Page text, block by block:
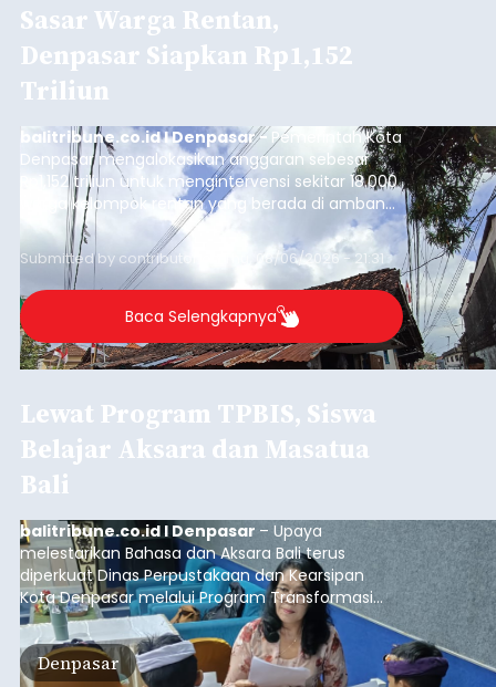
Sasar Warga Rentan,
Denpasar Siapkan Rp1,152
Triliun
balitribune.co.id I Denpasar - Pemerintah Kota
Denpasar mengalokasikan anggaran sebesar
Rp1,152 triliun untuk mengintervensi sekitar 18.000
warga kelompok rentan yang berada di ambang
garis kemiskinan. Langkah strategis ini diambil
guna menjaga masyarakat yang berada pada
kelompok desil 5 dan 6 tersebut agar tidak
merosot ke kategori miskin.
Submitted by contributor Thu, 08/06/2026 - 21:31
Baca Selengkapnya
Lewat Program TPBIS, Siswa
Belajar Aksara dan Masatua
Bali
balitribune.co.id I Denpasar – Upaya
melestarikan Bahasa dan Aksara Bali terus
diperkuat Dinas Perpustakaan dan Kearsipan
Kota Denpasar melalui Program Transformasi
Perpustakaan Berbasis Inklusi Sosial (TPBIS).
Tahun ini, sebanyak 63 siswa kelas IV dan V SD
Negeri 17 Dangin Puri mendapat pelatihan
Denpasar